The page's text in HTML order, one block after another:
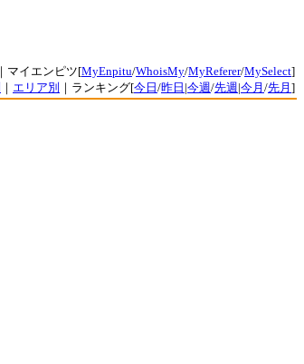
｜マイエンピツ[MyEnpitu/WhoisMy/MyReferer/MySelect]
｜ エリア別 ｜ランキング[今日 /昨日 |今週/先週|今月 /先月 ]